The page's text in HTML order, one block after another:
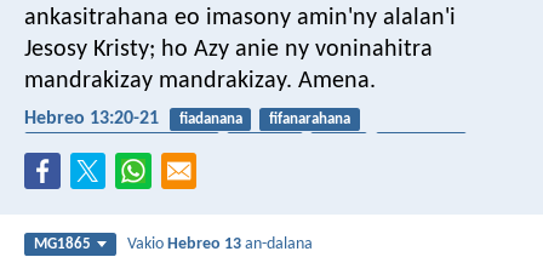
ankasitrahana eo imasony amin'ny alalan'i
Jesosy Kristy; ho Azy anie ny voninahitra
mandrakizay mandrakizay. Amena.
Hebreo 13:20-21 fiadanana
fifanarahana
MG1865 VakioHebreo 13 an-dalana